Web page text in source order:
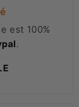
est 100%
.